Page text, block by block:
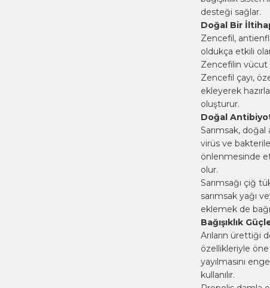
desteği sağlar.
Doğal Bir
Zencefil,
oldukça etkili
Zencefilin vücut
Zencefil çayı,
ekleyerek
oluşturur.
Doğal
Sarımsak,
virüs ve
önlenmesinde
olur.
Sarımsağı çiğ
sarımsak yağı
eklemek de
Bağışıklık
Arıların ürettiği
özellikleriyle öne
yayılmasını
kullanılır.